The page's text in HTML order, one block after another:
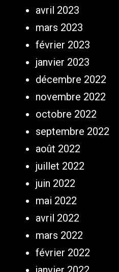
avril 2023
mars 2023
février 2023
janvier 2023
décembre 2022
novembre 2022
octobre 2022
septembre 2022
août 2022
juillet 2022
juin 2022
mai 2022
avril 2022
mars 2022
février 2022